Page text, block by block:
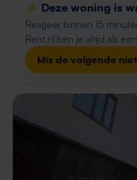
⚡️ Deze woning is
Reageer binnen 15
Rent.nl ben je altijd als
Mis de volgende